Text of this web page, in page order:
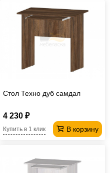
Стол Техно дуб самдал
4 230 ₽
В корзину
Купить в 1 клик